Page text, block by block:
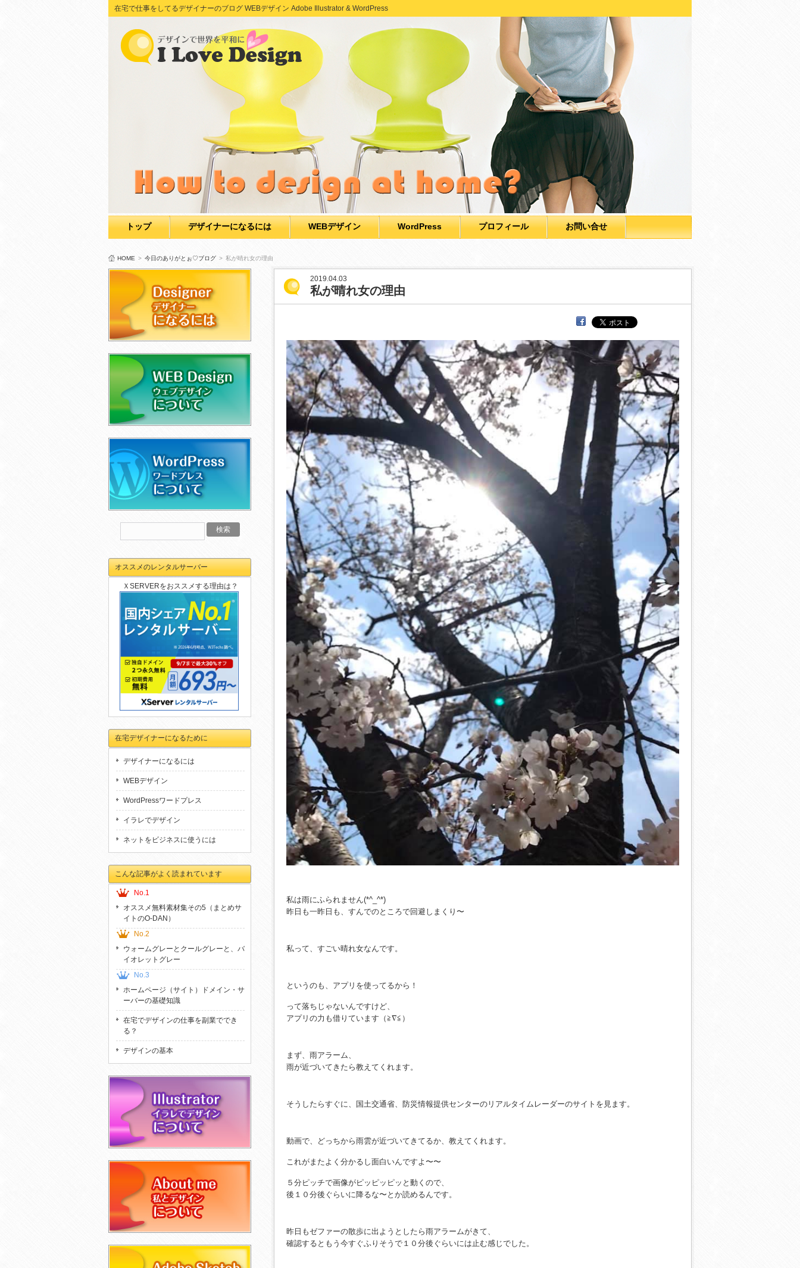
在宅で仕事をしてるデザイナーのブログ WEBデザイン Adobe Illustrator & WordPress
トップ デザイナーになるには WEBデザイン WordPress プロフィール お問い合せ
HOME > 今日のありがとぉ♡ブログ > 私が晴れ女の理由
2019.04.03
私が晴れ女の理由
私は雨にふられません(*^_^*)
昨日も一昨日も、すんでのところで回避しまくり〜
私って、すごい晴れ女なんです。
というのも、アプリを使ってるから！
って落ちじゃないんですけど、
アプリの力も借りています（≧∇≦）
まず、雨アラーム、
雨が近づいてきたら教えてくれます。
そうしたらすぐに、国土交通省、防災情報提供センターのリアルタイムレーダーのサイトを見ます。
動画で、どっちから雨雲が近づいてきてるか、教えてくれます。
これがまたよく分かるし面白いんですよ〜〜
５分ピッチで画像がピッピッピッと動くので、
後１０分後ぐらいに降るな〜とか読めるんです。
昨日もゼファーの散歩に出ようとしたら雨アラームがきて、
確認するともう今すぐふりそうで１０分後ぐらいには止む感じでした。
オススメのレンタルサーバー
ＸSERVERをおススメする理由は？
在宅デザイナーになるために
デザイナーになるには
WEBデザイン
WordPressワードプレス
イラレでデザイン
ネットをビジネスに使うには
こんな記事がよく読まれています
No.1
オススメ無料素材集その5（まとめサ
イトのO-DAN）
No.2
ウォームグレーとクールグレーと、バ
イオレットグレー
No.3
ホームページ（サイト）ドメイン・サ
ーバーの基礎知識
在宅でデザインの仕事を副業ででき
る？
デザインの基本